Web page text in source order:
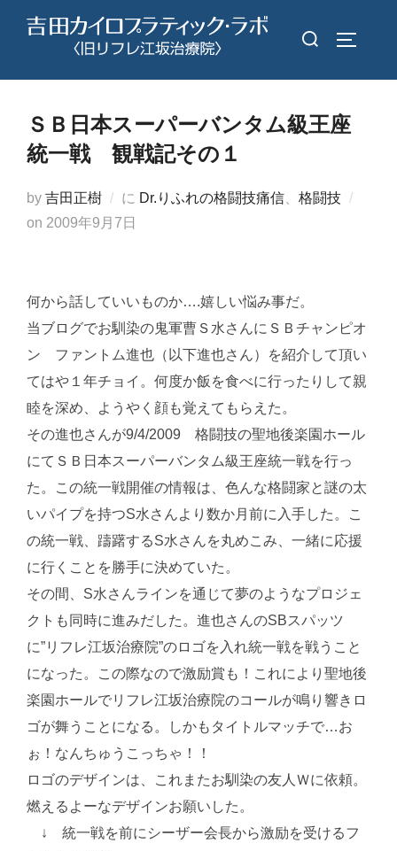
検
対
ＳＢ日本スーパーバンタム級王座
統一戦 観戦記その１
by 吉田正樹 に Dr.りふれの格闘技痛信、 格闘技
on 投
2009年9月7日
何から話していいものか….嬉しい悩み事だ。
当ブログでお馴染の鬼軍曹Ｓ水さんにＳＢチャンピオ
ン ファントム進也（以下進也さん）を紹介して頂い
てはや１年チョイ。何度か飯を食べに行ったりして親
睦を深め、ようやく顔も覚えてもらえた。
その進也さんが9/4/2009 格闘技の聖地後楽園ホール
にてＳＢ日本スーパーバンタム級王座統一戦を行っ
た。この統一戦開催の情報は、色んな格闘家と謎の太
いパイプを持つS水さんより数か月前に入手した。こ
の統一戦、躊躇するS水さんを丸めこみ、一緒に応援
に行くことを勝手に決めていた。
その間、S水さんラインを通じて夢のようなプロジェ
クトも同時に進みだした。進也さんのSBスパッツ
に”リフレ江坂治療院”のロゴを入れ統一戦を戦うこと
になった。この際なので激励賞も！これにより聖地後
楽園ホールでリフレ江坂治療院のコールが鳴り響きロ
ゴが舞うことになる。しかもタイトルマッチで…お
ぉ！なんちゅうこっちゃ！！
ロゴのデザインは、これまたお馴染の友人Ｗに依頼。
燃えるよーなデザインお願いした。
↓ 統一戦を前にシーザー会長から激励を受けるフ